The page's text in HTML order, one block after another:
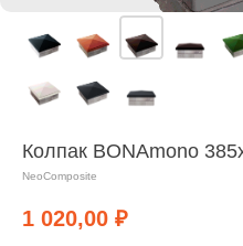
Колпак BONAmono
NeoComposite
1 020,00 ₽